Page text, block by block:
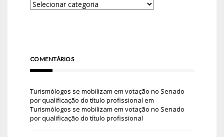
COMENTÁRIOS
Turismólogos se mobilizam em votação no Senado
por qualificação do título profissional em
Turismólogos se mobilizam em votação no Senado
por qualificação do título profissional